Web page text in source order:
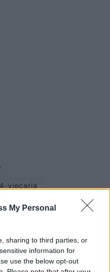
My Personal
sharing to third parties, or
information for
use the below opt-out
vjeçarja